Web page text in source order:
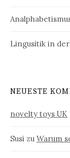
Lingusitik in der
NEUESTE
novelty toys UK
Susi zu Warum